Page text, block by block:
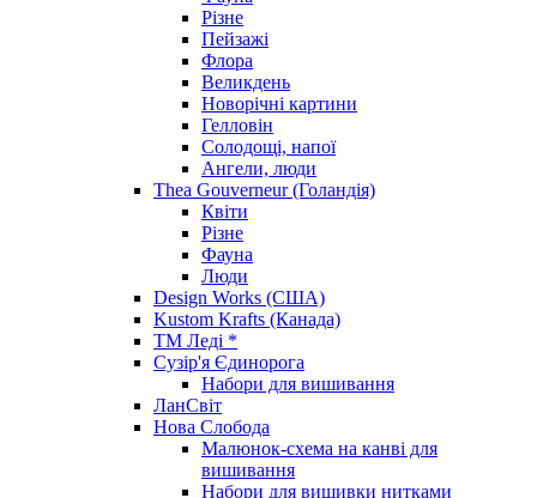
Різне
Пейзажі
Флора
Великдень
Новорічні картини
Гелловін
Солодощі, напої
Ангели, люди
Thea Gouverneur (Голандія)
Квіти
Різне
Фауна
Люди
Design Works (США)
Kustom Krafts (Канада)
ТМ Леді *
Сузір'я Єдинорога
Набори для вишивання
ЛанСвіт
Нова Слобода
Малюнок-схема на канві для
вишивання
Набори для вишивки нитками